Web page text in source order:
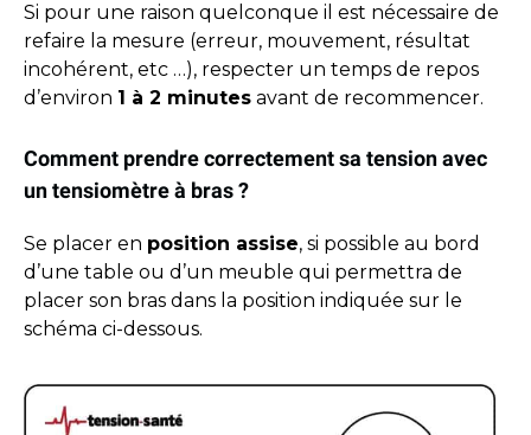
Si pour une raison quelconque il est nécessaire de
refaire la mesure (erreur, mouvement, résultat
incohérent, etc …), respecter un temps de repos
d’environ 1 à 2 minutes avant de recommencer.
Comment prendre correctement sa tension avec
un tensiomètre à bras ?
Se placer en position assise, si possible au bord
d’une table ou d’un meuble qui permettra de
placer son bras dans la position indiquée sur le
schéma ci-dessous.